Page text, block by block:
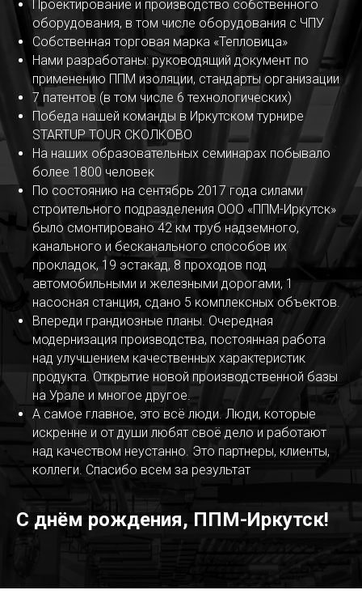
Проектирование и производство собственного
оборудования, в том числе оборудования с ЧПУ
Собственная торговая марка «Тепловица»
Нами разработаны: руководящий документ по
применению ППМ изоляции, стандарты организации
7 патентов (в том числе 6 технологических)
Победа нашей команды в Иркутском турнире
STARTUP TOUR СКОЛКОВО
На наших образовательных семинарах побывало
более 1800 человек
По состоянию на сентябрь 2017 года силами
строительного подразделения ООО «ППМ-Иркутск»
было смонтировано 42 км труб надземного,
канального и бесканального способов их
прокладок, 19 эстакад, 8 проходов под
автомобильными и железными дорогами, 1
насосная станция, сдано 5 комплексных объектов.
Впереди грандиозные планы. Очередная
модернизация производства, постоянная работа
над улучшением качественных характеристик
продукта. Открытие новой производственной базы
на Урале и многое другое.
А самое главное, это всё люди. Люди, которые
искренне и от души любят своё дело и работают
над качеством неустанно. Это партнеры, клиенты,
коллеги. Спасибо всем за результат
С днём рождения, ППМ-Иркутск!